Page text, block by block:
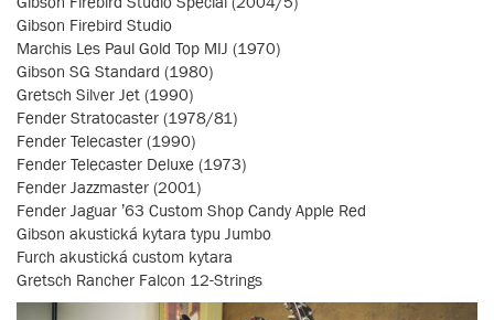
Gibson Firebird Studio
Marchis Les Paul Gold Top MIJ (1970)
Gibson SG Standard (1980)
Gretsch Silver Jet (1990)
Fender Stratocaster (1978/81)
Fender Telecaster (1990)
Fender Telecaster Deluxe (1973)
Fender Jazzmaster (2001)
Fender Jaguar ’63 Custom Shop Candy Apple Red
Gibson akustická kytara typu Jumbo
Furch akustická custom kytara
Gretsch Rancher Falcon 12-Strings